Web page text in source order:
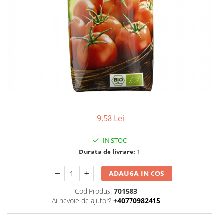
Mixuri bio si blaturi
Ciocolata, cacao si cafea
Cafea bio din cereale
Sare si mixuri de sare
Dulceata si creme bio
Compoturi bio
9,58 Lei
IN STOC
Durata de livrare: 1
ADAUGA IN COS
Cod Produs: 701583
Ai nevoie de ajutor? +40770982415